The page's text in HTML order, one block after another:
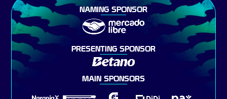
NAMING SPONSOR
PRESENTING SPONSOR
MAIN SPONSORS